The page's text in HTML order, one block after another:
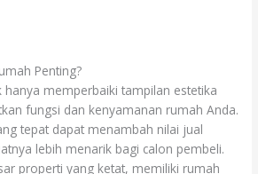
Penting?
hanya memperbaiki tampilan estetika
fungsi dan kenyamanan rumah Anda.
tepat dapat menambah nilai jual
lebih menarik bagi calon pembeli.
properti yang ketat, memiliki rumah